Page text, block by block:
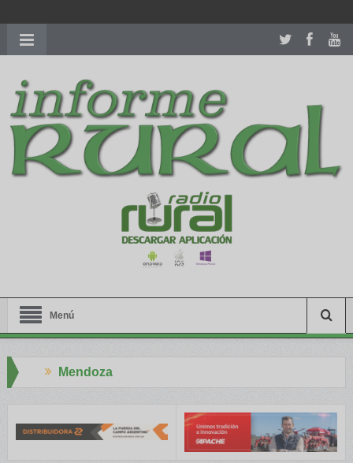
richardmillereplica
women.patekphilippe.tofor sale in usa recognized command with
dining room table ceremony. welcome to our
perfectwatches.is
shop. best youngsexdoll.comwith professional customer
services. 1: 1 design high
https://reallydiamond.com/
Menú